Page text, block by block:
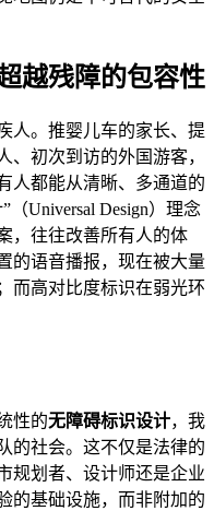
越残障的包容性
人。推婴儿车的家长、提
、初次到访的外国游客，
都能从清晰、多通道的
Universal Design）理念
，往往改善所有人的体
的语音播报，现在被大量
而高对比度标识在弱光环
性的无障碍标识设计，我
的社会。这不仅是法律的
规划者、设计师还是企业
的基础设施，而非附加的